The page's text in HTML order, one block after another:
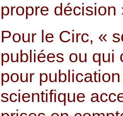
propre décision
Pour le Circ, «
publiées ou qui
pour
scientifique